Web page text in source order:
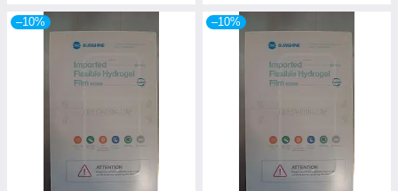
–10% –10%